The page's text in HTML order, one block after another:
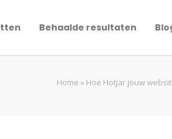
Behaalde resultaten
Home » Hoe Hotjar jouw